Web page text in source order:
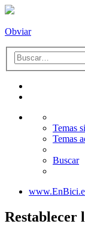
Obviar
Temas
Temas
Buscar
Restablecer